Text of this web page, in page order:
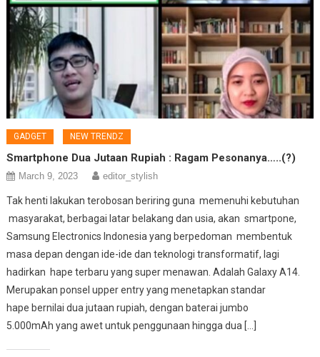
GADGET NEW TRENDZ
Smartphone Dua Jutaan Rupiah : Ragam Pesonanya…..(?)
March 9, 2023 editor_stylish
Tak henti lakukan terobosan beriring guna memenuhi kebutuhan
masyarakat, berbagai latar belakang dan usia, akan smartpone,
Samsung Electronics Indonesia yang berpedoman membentuk
masa depan dengan ide-ide dan teknologi transformatif, lagi
hadirkan hape terbaru yang super menawan. Adalah Galaxy A14.
Merupakan ponsel upper entry yang menetapkan standar
hape bernilai dua jutaan rupiah, dengan baterai jumbo
5.000mAh yang awet untuk penggunaan hingga dua […]